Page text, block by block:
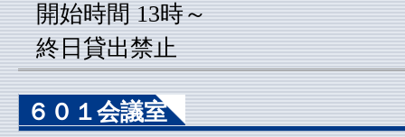
開始時間 13時～
終日貸出禁止
６０１会議室